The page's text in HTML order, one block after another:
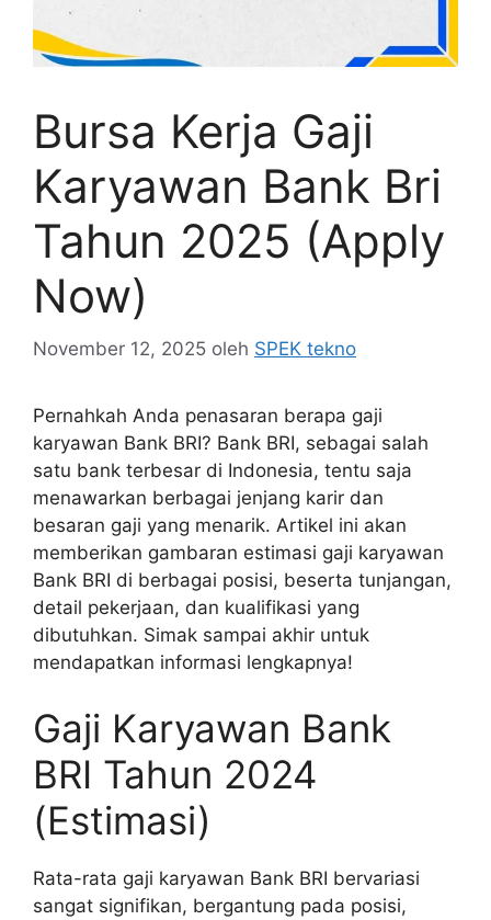
Bursa Kerja Gaji
Karyawan Bank Bri
Tahun 2025 (Apply
Now)
November 12, 2025 oleh SPEK tekno
Pernahkah Anda penasaran berapa gaji
karyawan Bank BRI? Bank BRI, sebagai salah
satu bank terbesar di Indonesia, tentu saja
menawarkan berbagai jenjang karir dan
besaran gaji yang menarik. Artikel ini akan
memberikan gambaran estimasi gaji karyawan
Bank BRI di berbagai posisi, beserta tunjangan,
detail pekerjaan, dan kualifikasi yang
dibutuhkan. Simak sampai akhir untuk
mendapatkan informasi lengkapnya!
Gaji Karyawan Bank
BRI Tahun 2024
(Estimasi)
Rata-rata gaji karyawan Bank BRI bervariasi
sangat signifikan, bergantung pada posisi,